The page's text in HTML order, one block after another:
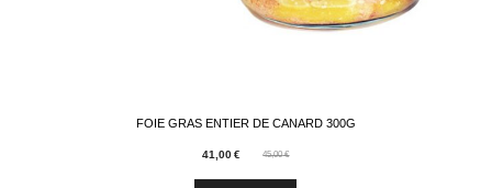
FOIE GRAS ENTIER DE CANARD 300G
41,00€ 45,00€